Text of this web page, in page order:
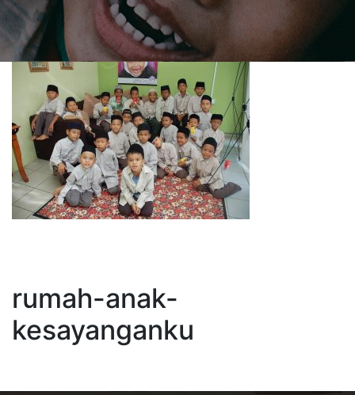
rumah-anak-
kesayanganku